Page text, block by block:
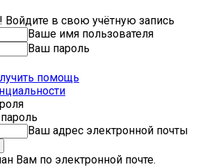
в свою учётную запись
Ваше имя пользователя
Ваш пароль
помощь
Ваш адрес электронной почты
Вам по электронной почте.